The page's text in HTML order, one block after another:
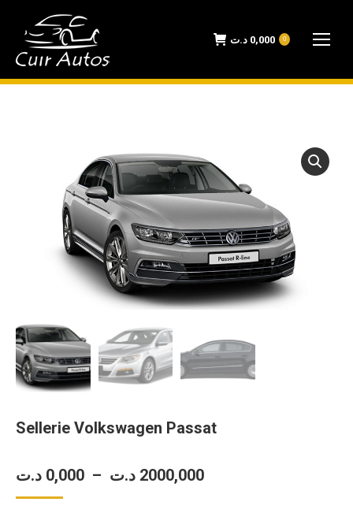
0,000 د.ت 0
Sellerie Volkswagen Passat
0,000 د.ت – 2000,000 د.ت
Plage